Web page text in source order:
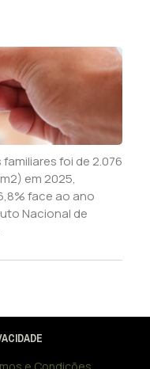
foi de 2.076
em 2025,
face ao ano
Nacional de